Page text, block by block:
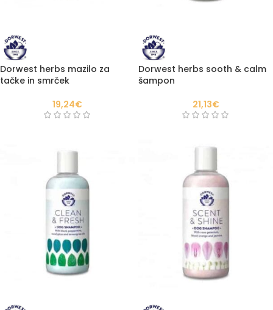
Dorwest herbs mazilo za
tačke in smrček
19,24€
Dorwest herbs sooth & calm
šampon
21,13€